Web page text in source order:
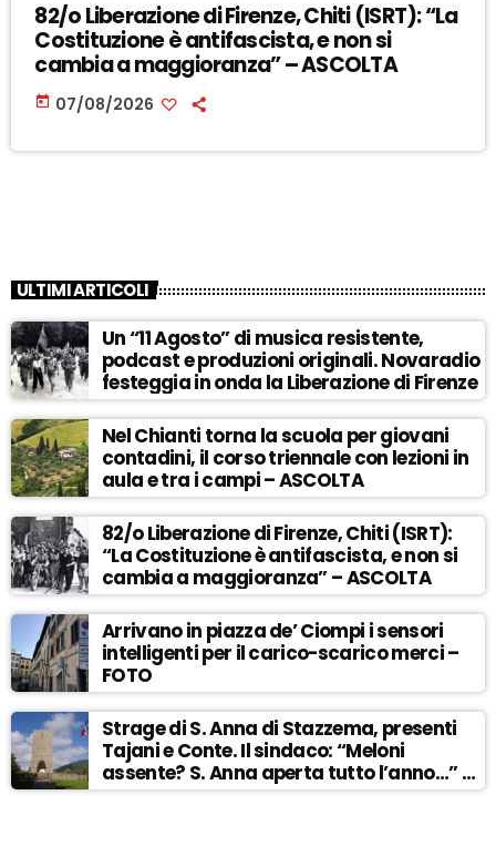
82/o Liberazione di Firenze, Chiti (ISRT): “La
Costituzione è antifascista, e non si
cambia a maggioranza” – ASCOLTA
today 07/08/2026
ULTIMI ARTICOLI
Un “11 Agosto” di musica resistente,
podcast e produzioni originali. Novaradio
festeggia in onda la Liberazione di Firenze
Nel Chianti torna la scuola per giovani
contadini, il corso triennale con lezioni in
aula e tra i campi – ASCOLTA
82/o Liberazione di Firenze, Chiti (ISRT):
“La Costituzione è antifascista, e non si
cambia a maggioranza” – ASCOLTA
Arrivano in piazza de’ Ciompi i sensori
intelligenti per il carico-scarico merci –
FOTO
Strage di S. Anna di Stazzema, presenti
Tajani e Conte. Il sindaco: “Meloni
assente? S. Anna aperta tutto l’anno…” –
ASCOLTA